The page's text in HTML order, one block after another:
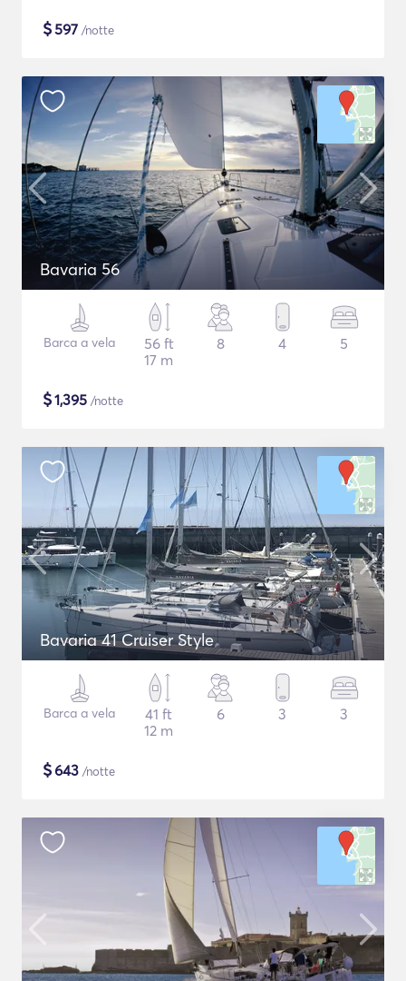
$597 /notte
Bavaria 56
Barca a vela
56 ft
17 m
8 4 5
$1,395 /notte
Bavaria 41 Cruiser Style
Barca a vela
41 ft
12 m
6 3 3
$643 /notte